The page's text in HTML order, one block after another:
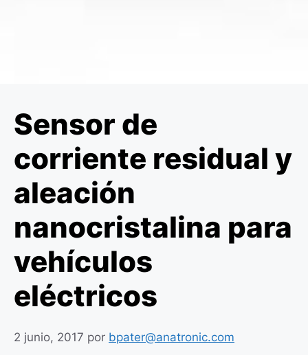
Sensor de
corriente residual y
aleación
nanocristalina para
vehículos
eléctricos
2 junio, 2017 por bpater@anatronic.com